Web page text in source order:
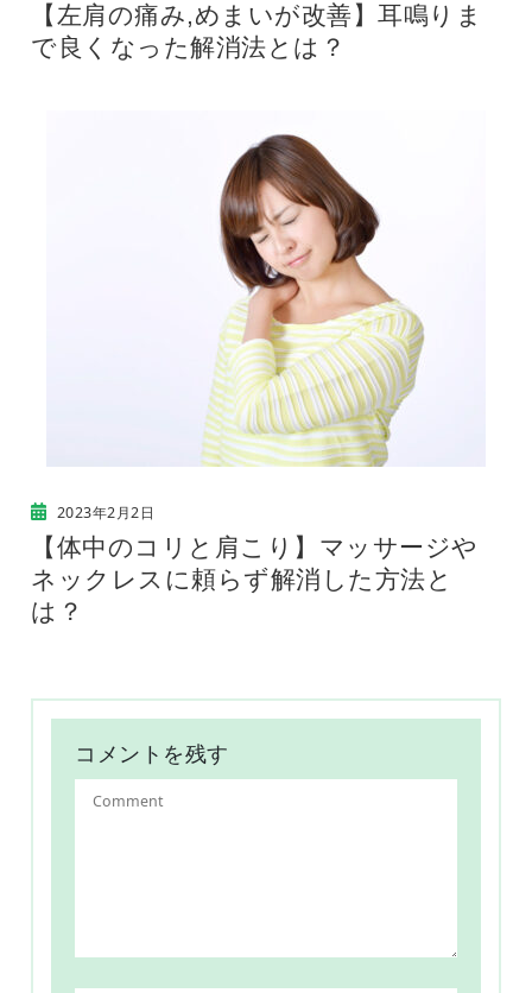
【左肩の痛み,めまいが改善】耳鳴りま
で良くなった解消法とは？
2023年2月2日
【体中のコリと肩こり】マッサージや
ネックレスに頼らず解消した方法と
は？
コメントを残す